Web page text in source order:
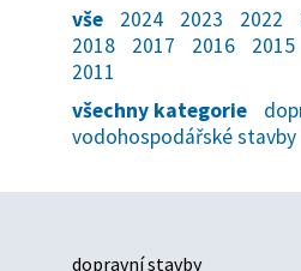
vše 2024 2023 2022
2018
2017 2016 2015
2011
všechny kategorie
vodohospodářské stavby
dopravní stavby